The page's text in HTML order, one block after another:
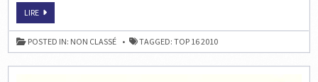
LIREECHECS
TOP
16
:
CHÂLONS
POSTED IN: NON CLASSÉ TAGGED:TOP 16 2010